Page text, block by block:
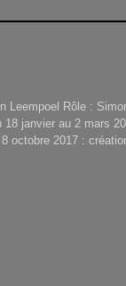
Leempoel Rôle :
janvier au 2 mars
octobre 2017 :